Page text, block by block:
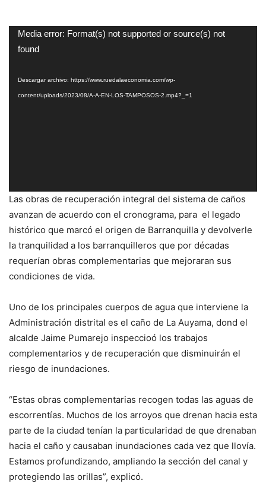
Reproductor
de
Media error: Format(s) not supported or source(s) not
found
Descargar archivo: https://www.ruedalaeconomia.com/wp-
content/uploads/2023/08/A-A-EN-LOS-TAMPOSOS-2.mp4?_=1
Las obras de recuperación integral del sistema de caños
avanzan de acuerdo con el cronograma, para el legado
histórico que marcó el origen de Barranquilla y devolverle
la tranquilidad a los barranquilleros que por décadas
requerían obras complementarias que mejoraran sus
condiciones de vida.
Uno de los principales cuerpos de agua que interviene la
Administración distrital es el caño de La Auyama, dond el
alcalde Jaime Pumarejo inspeccioó los trabajos
complementarios y de recuperación que disminuirán el
riesgo de inundaciones.
“Estas obras complementarias recogen todas las aguas de
escorrentías. Muchos de los arroyos que drenan hacia esta
parte de la ciudad tenían la particularidad de que drenaban
hacia el caño y causaban inundaciones cada vez que llovía.
Estamos profundizando, ampliando la sección del canal y
protegiendo las orillas”, explicó.